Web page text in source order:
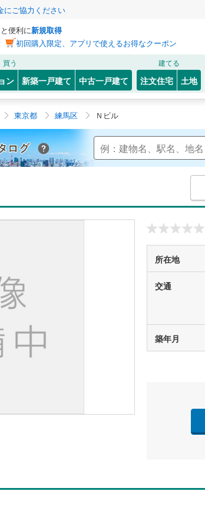
にご協力ください
便利に新規取得
初回購入限定、アプリで使えるお得なクーポン
買う
ン 新築一戸建て 中古一戸建て
建てる
注文住宅 土地
東京都 練馬区 Ｎビル
Yahoo!不動産 マンションカタログ
所在地
交通
築年月